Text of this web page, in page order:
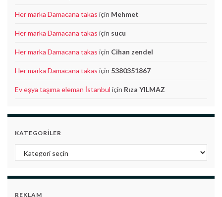
Her marka Damacana takas için Mehmet
Her marka Damacana takas için sucu
Her marka Damacana takas için Cihan zendel
Her marka Damacana takas için 5380351867
Ev eşya taşıma eleman İstanbul için Rıza YILMAZ
KATEGORILER
Kategoriler
REKLAM